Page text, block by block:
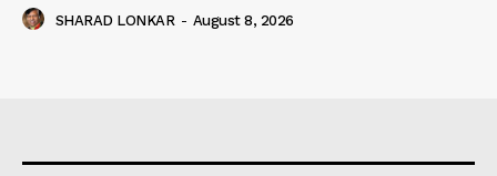
SHARAD LONKAR - August 8, 2026